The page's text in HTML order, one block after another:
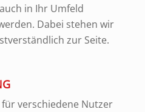
in Ihr Umfeld
Dabei stehen wir
zur Seite.
verschiedene Nutzer